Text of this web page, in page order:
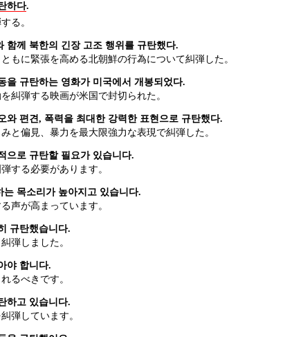
하다.
る。
함께 북한의 긴장 고조 행위를 규탄했다.
もに緊張を高める北朝鮮の行為について糾弾した。
을 규탄하는 영화가 미국에서 개봉되었다.
糾弾する映画が米国で封切られた。
와 편견, 폭력을 최대한 강력한 표현으로 규탄했다.
と偏見、暴力を最大限強力な表現で糾弾した。
으로 규탄할 필요가 있습니다.
する必要があります。
는 목소리가 높아지고 있습니다.
声が高まっています。
규탄했습니다.
弾しました。
야 합니다.
るべきです。
하고 있습니다.
弾しています。